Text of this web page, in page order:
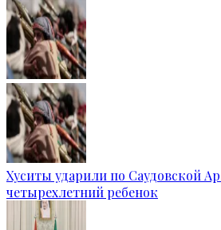
Хуситы ударили по Саудовской
четырехлетний ребенок